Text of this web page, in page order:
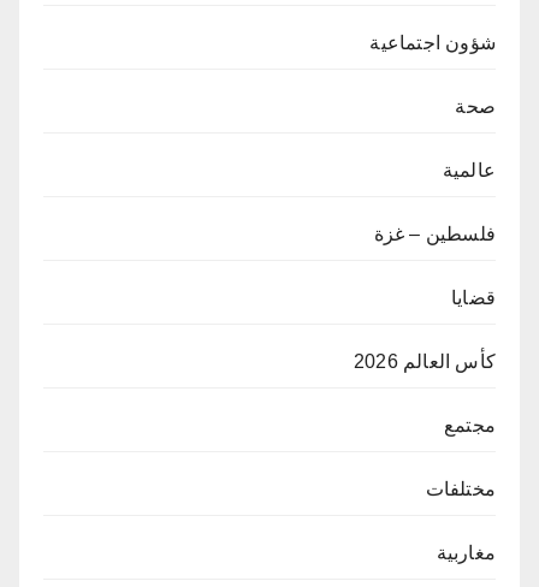
شؤون اجتماعية
صحة
عالمية
فلسطين – غزة
قضايا
كأس العالم 2026
مجتمع
مختلفات
مغاربية